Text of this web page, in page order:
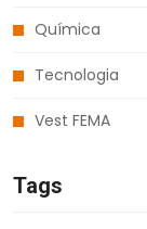
Química
Tecnologia
Vest FEMA
Tags